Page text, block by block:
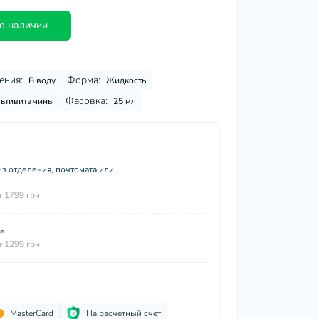
наличии
В воду Форма: Жидкость
Фасовка: 25 мл
отделения, почтомата или
1799 грн
1299 грн
MasterCard На расчетный счет